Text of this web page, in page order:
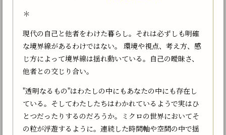
＊
現代の自己と他者をわけた暮らし。それは必ずしも明確
な境界線があるわけではない。 環境や視点、考え方、感
じ方によって境界線は揺れ動いている。自己の曖昧さ、
他者との交じり合い。
"透明なるもの"はわたしの中にもあなたの中にも存在し
ている。そしてわたしたちはわかれているようで実はひ
とつだったりするのだろうか。ミクロの世界においてそ
の粒が浮遊するように。連続した時間軸や空間の中で揺